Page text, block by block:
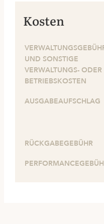
Kosten
UND SONSTIGE
VERWALTUNGS- ODER
BETRIEBSKOSTEN
AUSGABEAUFSCHLAG
RÜCKGABEGEBÜHR